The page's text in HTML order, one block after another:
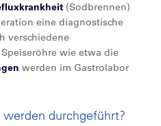
(Sodbrennen)
eine diagnostische
verschiedene
wie etwa die
werden im Gastrolabor
durchgeführt?